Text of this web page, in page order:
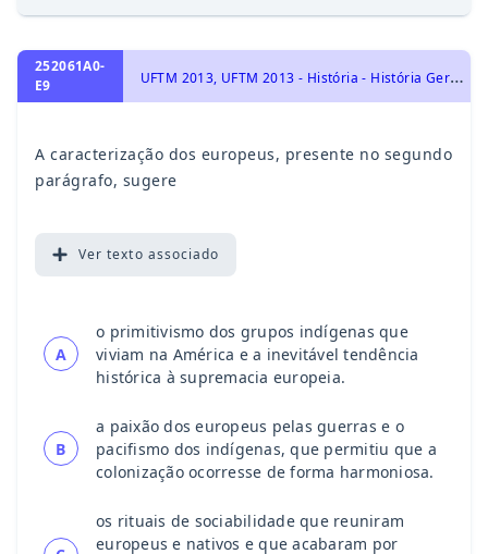
252061A0-
E9
U
FTM 2013, UFTM 2013 - História - História Geral, Ocupação de novos territórios: Colonialismo
A caracterização dos europeus, presente no segundo
parágrafo, sugere
Ver texto associado
A
o primitivismo dos grupos indígenas que
viviam na América e a inevitável tendência
histórica à supremacia europeia.
B
a paixão dos europeus pelas guerras e o
pacifismo dos indígenas, que permitiu que a
colonização ocorresse de forma harmoniosa.
os rituais de sociabilidade que reuniram
europeus e nativos e que acabaram por